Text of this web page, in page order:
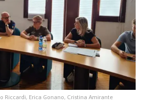
Riccardi, Erica Gonano, Cristina Amirante